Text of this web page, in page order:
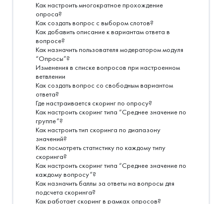
Как настроить многократное прохождение
опроса?
Как создать вопрос с выбором слотов?
Как добавить описание к вариантам ответа в
вопросе?
Как назначить пользователя модератором модуля
“Опросы”?
Изменения в списке вопросов при настроенном
ветвлении
Как создать вопрос со свободным вариантом
ответа?
Где настраивается скоринг по опросу?
Как настроить скоринг типа “Среднее значение по
группе”?
Как настроить тип скоринга по диапазону
значений?
Как посмотреть статистику по каждому типу
скоринга?
Как настроить скоринг типа “Среднее значение по
каждому вопросу”?
Как назначить баллы за ответы на вопросы для
подсчета скоринга?
Как работает скоринг в рамках опросов?